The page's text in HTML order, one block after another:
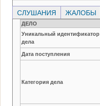
СЛУШАНИЯ ЖАЛОБЫ
ДЕЛО
Уникальный идентификатор
дела
Дата поступления
Категория дела